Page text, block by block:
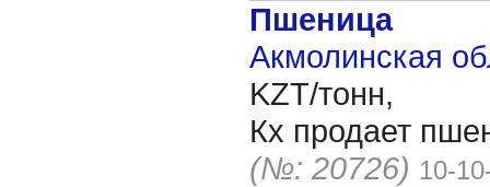
Пшеница
Акмолинская
KZT/тонн,
Кх продает
(№: 20726) 10-